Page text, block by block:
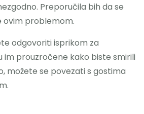
Preporučila bih da se
ovim problemom.
odgovoriti isprikom za
im prouzročene kako biste smirili
možete se povezati s gostima